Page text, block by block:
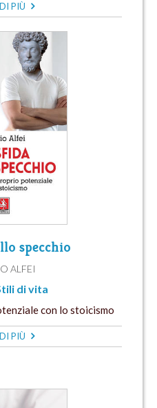
PIÙ
specchio
ALFEI
di vita
con lo stoicismo
PIÙ